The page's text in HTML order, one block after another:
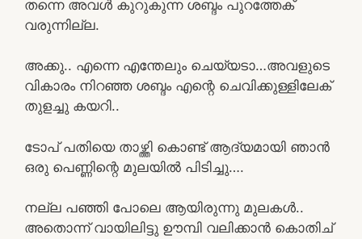
തന്നെ അവൾ കുറുകുന്ന ശബ്ദം പുറത്തേക്
വരുന്നില്ല.
അക്കു.. എന്നെ എന്തേലും ചെയ്യടാ…അവളുടെ
വികാരം നിറഞ്ഞ ശബ്ദം എന്റെ ചെവിക്കുള്ളിലേക്
തുളച്ചു കയറി..
ടോപ് പതിയെ താഴ്ത്തി കൊണ്ട് ആദ്യമായി ഞാൻ
ഒരു പെണ്ണിന്റെ മുലയിൽ പിടിച്ചു….
നല്ല പഞ്ഞി പോലെ ആയിരുന്നു മുലകൾ..
അതൊന്ന് വായിലിട്ടു ഊമ്പി വലിക്കാൻ കൊതിച്